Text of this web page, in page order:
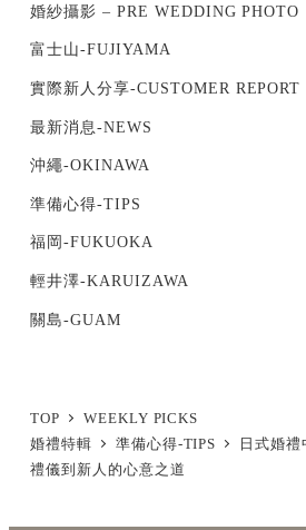
婚紗攝影 – PRE WEDDING PHOTO
富士山-FUJIYAMA
實際新人分享-CUSTOMER REPORT
最新消息-NEWS
沖繩-OKINAWA
準備心得-TIPS
福岡-FUKUOKA
輕井澤-KARUIZAWA
關島-GUAM
TOP
WEEKLY PICKS
婚禮特輯
準備心得-TIPS
日式婚
禮儀到新人的心意之道